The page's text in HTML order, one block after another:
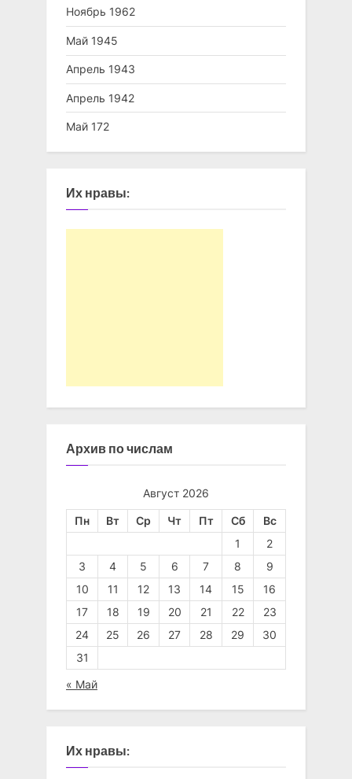
Ноябрь 1962
Май 1945
Апрель 1943
Апрель 1942
Май 172
Их нравы:
Архив по числам
Август 2026
Пн Вт Ср Чт Пт Сб
Вс
1
2
3
4 5 6 7 8
9
10
11 12 13 14 15
16
17
18 19 20 21 22
23
24
25 26 27 28 29
30
31
« Май
Их нравы: